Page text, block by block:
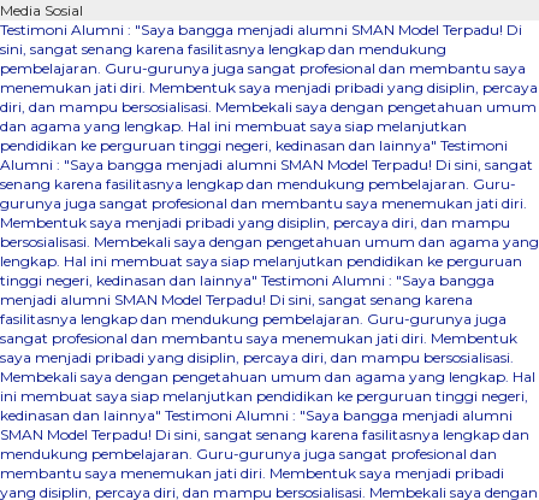
Media Sosial
Testimoni Alumni : "Saya bangga menjadi alumni SMAN Model Terpadu! Di
sini, sangat senang karena fasilitasnya lengkap dan mendukung
pembelajaran. Guru-gurunya juga sangat profesional dan membantu saya
menemukan jati diri. Membentuk saya menjadi pribadi yang disiplin, percaya
diri, dan mampu bersosialisasi. Membekali saya dengan pengetahuan umum
dan agama yang lengkap. Hal ini membuat saya siap melanjutkan
pendidikan ke perguruan tinggi negeri, kedinasan dan lainnya" Testimoni
Alumni : "Saya bangga menjadi alumni SMAN Model Terpadu! Di sini, sangat
senang karena fasilitasnya lengkap dan mendukung pembelajaran. Guru-
gurunya juga sangat profesional dan membantu saya menemukan jati diri.
Membentuk saya menjadi pribadi yang disiplin, percaya diri, dan mampu
bersosialisasi. Membekali saya dengan pengetahuan umum dan agama yang
lengkap. Hal ini membuat saya siap melanjutkan pendidikan ke perguruan
tinggi negeri, kedinasan dan lainnya" Testimoni Alumni : "Saya bangga
menjadi alumni SMAN Model Terpadu! Di sini, sangat senang karena
fasilitasnya lengkap dan mendukung pembelajaran. Guru-gurunya juga
sangat profesional dan membantu saya menemukan jati diri. Membentuk
saya menjadi pribadi yang disiplin, percaya diri, dan mampu bersosialisasi.
Membekali saya dengan pengetahuan umum dan agama yang lengkap. Hal
ini membuat saya siap melanjutkan pendidikan ke perguruan tinggi negeri,
kedinasan dan lainnya" Testimoni Alumni : "Saya bangga menjadi alumni
SMAN Model Terpadu! Di sini, sangat senang karena fasilitasnya lengkap dan
mendukung pembelajaran. Guru-gurunya juga sangat profesional dan
membantu saya menemukan jati diri. Membentuk saya menjadi pribadi
yang disiplin, percaya diri, dan mampu bersosialisasi. Membekali saya dengan